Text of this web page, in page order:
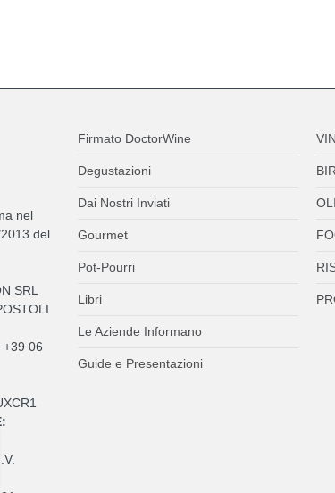
nel
del
SRL
06
Firmato DoctorWine
Degustazioni
Dai Nostri Inviati
Gourmet
Pot-Pourri
Libri
Le Aziende Informano
Guide e Presentazioni
OLI